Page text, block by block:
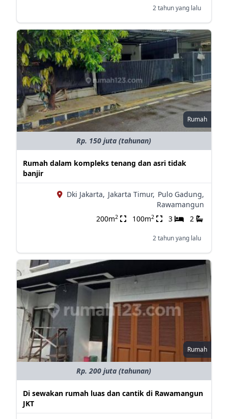
2 tahun yang lalu
Rumah
Rp. 150 juta (tahunan)
Rumah dalam kompleks tenang dan asri tidak
banjir
Dki Jakarta, Jakarta Timur, Pulo Gadung,
Rawamangun
200m2 100m2 3 2
2 tahun yang lalu
Rumah
Rp. 200 juta (tahunan)
Di sewakan rumah luas dan cantik di Rawamangun
JKT